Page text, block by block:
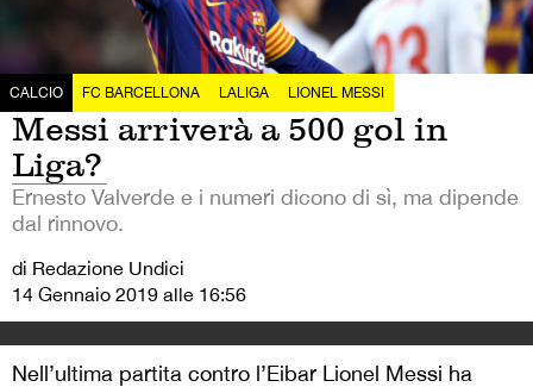
CALCIO FC BARCELLONA LALIGA LIONEL MESSI
Messi arriverà a 500 gol in
Liga?
Ernesto Valverde e i numeri dicono di sì, ma dipende
dal rinnovo.
di Redazione Undici
14 Gennaio 2019 alle 16:56
Nell’ultima partita contro l’Eibar Lionel Messi ha